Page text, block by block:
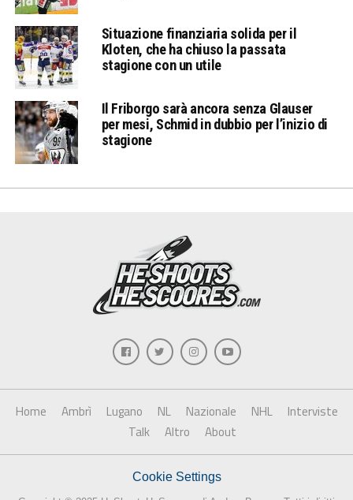
Situazione finanziaria solida per il
Kloten, che ha chiuso la passata
stagione con un utile
Il Friborgo sarà ancora senza Glauser
per mesi, Schmid in dubbio per l’inizio di
stagione
Home Ambrì Lugano NL Nazionale NHL
Interviste
Talk
Altro About
Cookie Settings